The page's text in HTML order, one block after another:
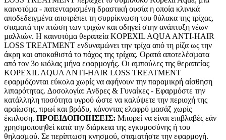
καινοτόµα - πατενταρισµένη δραστική ουσία η οποία κλινικά
αποδεδειγµένα αποτρέπει τη συρρίκνωση του θύλακα της τρίχας,
σταµατά την πτώση των τριχών και οδηγεί στην ανάπτυξη νέων
µαλλιών. Η καινοτόµα θεραπεία KOPEXIL AQUA ANTI-HAIR
LOSS TREATMENT ενδυναµώνει την τρίχα από τη ρίζα ως την
άκρη και αποκαθιστά το πάχος της τρίχας. Ορατά αποτελέσµατα
από τον 3ο κιόλας µήνα εφαρµογής. Οι αµπούλες της θεραπείας
KOPEXIL AQUA ANTI-HAIR LOSS TREATMENT
εφαρμόζονται εύκολα χωρίς να αφήνουν την παραμικρή αίσθηση
λιπαρότητας. ∆οσολογία: Ανδρες & Γυναίκες - Εφαρµόστε την
κατάλληλη ποσότητα υγρού ώστε να καλύψετε την περιοχή της
αραίωσης, πρωί και βράδυ, κάνοντας ελαφρύ µασάζ χωρίς
έκπλυση. ΠΡΟΕΙΔΟΠΟΙΗΣΕΙΣ: Μπορεί να είναι επιβλαβές εάν
χρησιμοποιηθεί κατά την διάρκεια της εγκυμοσύνης ή του
θηλασμού. Σε περίπτωση κνησμού, σταματήστε την εφαρμογή.